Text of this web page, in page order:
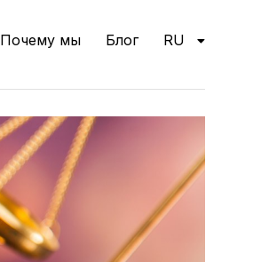
Почему мы Блог RU